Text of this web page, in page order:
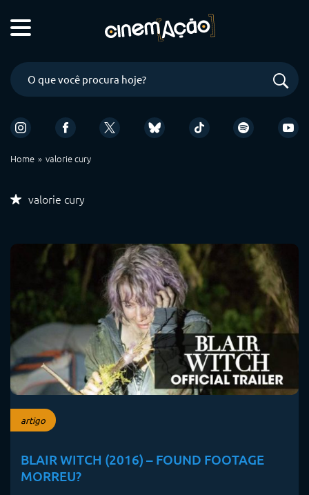
Home valorie cury
valorie cury
artigo
BLAIR WITCH (2016) – FOUND FOOTAGE
MORREU?